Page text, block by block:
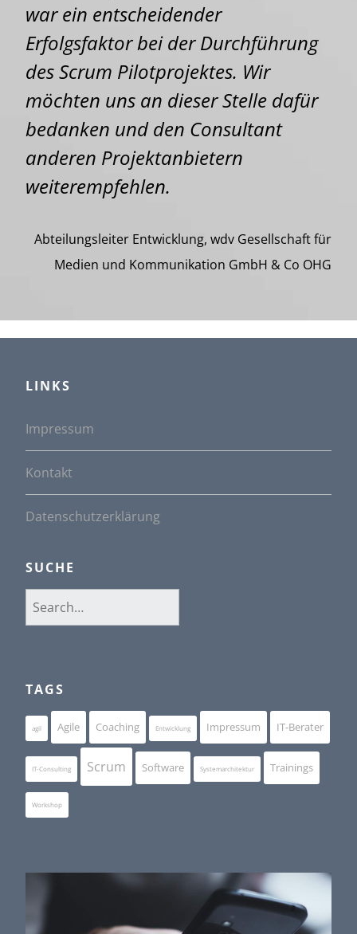
war ein entscheidender
Erfolgsfaktor bei der Durchführung
des Scrum Pilotprojektes. Wir
möchten uns an dieser Stelle dafür
bedanken und den Consultant
anderen Projektanbietern
weiterempfehlen.
Abteilungsleiter Entwicklung, wdv Gesellschaft für
Medien und Kommunikation GmbH & Co OHG
LINKS
Impressum
Kontakt
Datenschutzerklärung
SUCHE
Search
for:
TAGS
agil Agile Coaching Entwicklung Impressum IT-Berater
IT-Consulting Scrum Software Systemarchitektur Trainings
Workshop